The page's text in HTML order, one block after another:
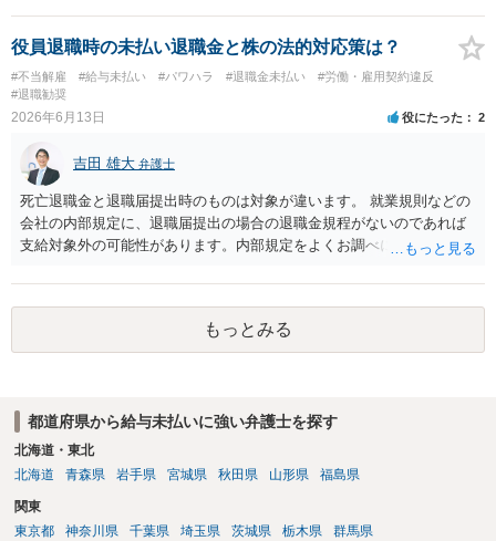
くまで一般論にとどまるものです。 具体的な見通しや請求可能額の目
安については、実際のメール・チャット・業務内容の資料をお持ちの
うえ、弁護士に個別相談されることをおすすめします。
ては、ただ時間が経過するだけでは足りず、時効の利益を受ける者が
「援用」、つまり「時効を主張する」ことが必要です。この「援用」
が一定の場合、信義則に反し許されないとされる場合があります（つ
まり時効の首長ができないので権利が認められる）。 ただ非常に例外
的なケースなので、あなたの事案で時効の援用が信義則違反といえる
不可能」と考えてください）。 一度、当時の事情を文書化して直接弁
護士に面談相談されることをお勧めします。
役員退職時の未払い退職金と株の法的対応策は？
#不当解雇 #給与未払い #パワハラ #退職金未払い
#労働・雇用契約違反
#退職勧奨
2026年6月13日 役にたった 2
吉田 雄大 弁護士
死亡退職金と退職届提出時のものは対象が違います。 就業規則などの
会社の内部規定に、退職届提出の場合の退職金規程がないのであれば
支給対象外の可能性があります。内部規定をよくお調べになったほう
め、調査のためにも弁護士にご依頼なさるほうが良いと思います。
もっとみる
都道府県から給与未払いに強い弁護士を探す
北海道・東北
北海道
青森県 岩手県 宮城県 秋田県 山形県 福島県
関東
東京都
神奈川県 千葉県 埼玉県 茨城県 栃木県 群馬県